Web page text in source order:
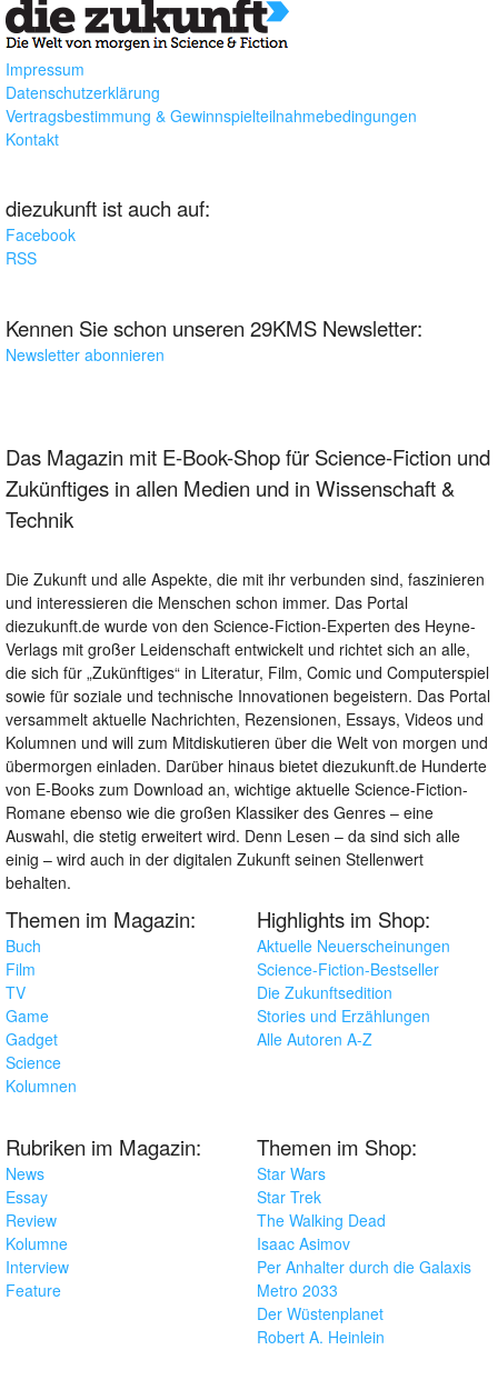
Impressum
Datenschutzerklärung
Vertragsbestimmung & Gewinnspielteilnahmebedingungen
Kontakt
diezukunft ist auch auf:
Facebook
RSS
Kennen Sie schon unseren 29KMS Newsletter:
Newsletter abonnieren
Das Magazin mit E-Book-Shop für Science-Fiction und
Zukünftiges in allen Medien und in Wissenschaft &
Technik
Die Zukunft und alle Aspekte, die mit ihr verbunden sind, faszinieren
und interessieren die Menschen schon immer. Das Portal
diezukunft.de wurde von den Science-Fiction-Experten des Heyne-
Verlags mit großer Leidenschaft entwickelt und richtet sich an alle,
die sich für „Zukünftiges“ in Literatur, Film, Comic und Computerspiel
sowie für soziale und technische Innovationen begeistern. Das Portal
versammelt aktuelle Nachrichten, Rezensionen, Essays, Videos und
Kolumnen und will zum Mitdiskutieren über die Welt von morgen und
übermorgen einladen. Darüber hinaus bietet diezukunft.de Hunderte
von E-Books zum Download an, wichtige aktuelle Science-Fiction-
Romane ebenso wie die großen Klassiker des Genres – eine
Auswahl, die stetig erweitert wird. Denn Lesen – da sind sich alle
einig – wird auch in der digitalen Zukunft seinen Stellenwert
behalten.
Themen im Magazin:
Buch
Film
TV
Game
Gadget
Science
Kolumnen
Highlights im Shop:
Aktuelle Neuerscheinungen
Science-Fiction-Bestseller
Die Zukunftsedition
Stories und Erzählungen
Alle Autoren A-Z
Rubriken im Magazin:
News
Essay
Review
Kolumne
Interview
Feature
Themen im Shop:
Star Wars
Star Trek
The Walking Dead
Isaac Asimov
Per Anhalter durch die Galaxis
Metro 2033
Der Wüstenplanet
Robert A. Heinlein